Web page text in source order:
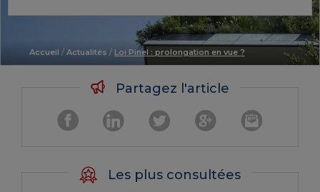
Accueil / Actualités / Loi Pinel : prolongation en vue ?
Partagez l'article
Les plus consultées